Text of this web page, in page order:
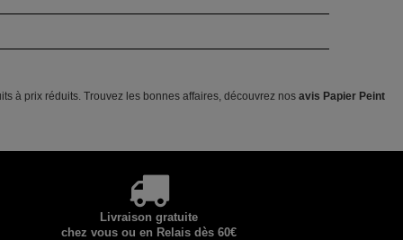
à prix réduits. Trouvez les bonnes affaires, découvrez nos avis Papier Peint
Livraison gratuite
chez vous ou en Relais dès 60€